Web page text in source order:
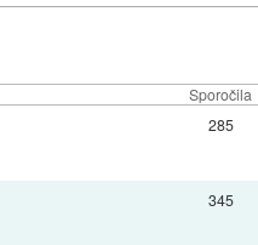
Sporočila
285
345